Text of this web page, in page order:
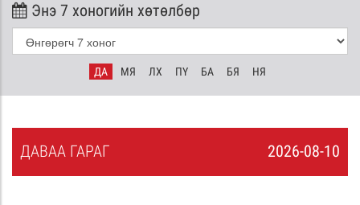
Энэ 7 хоногийн хөтөлбөр
ДА МЯ ЛХ ПҮ БА БЯ НЯ
2026-08-10
ДАВАА ГАРАГ